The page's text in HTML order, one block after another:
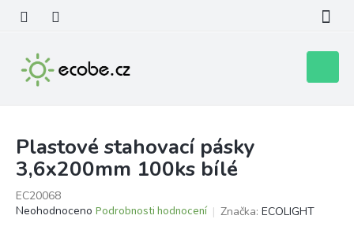
obsah
košík
Plastové stahovací pásky
3,6x200mm 100ks bílé
EC20068
Průměrné
Neohodnoceno Podrobnosti hodnocení Značka: ECOLIGHT